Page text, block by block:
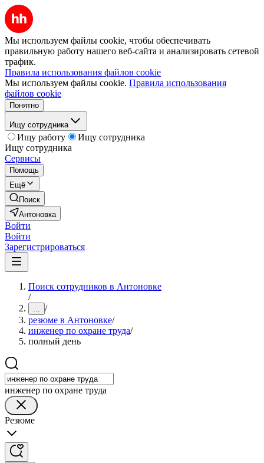
Мы используем файлы cookie, чтобы обеспечивать
правильную работу нашего веб-сайта и анализировать сетевой
трафик.
Правила использования файлов cookie
Мы используем файлы cookie. Правила использования
файлов cookie
Понятно
Ищу сотрудника
Ищу работу
Ищу сотрудника
Ищу сотрудника
Сервисы
Помощь
Ещё
Поиск
Антоновка
Войти
Войти
Зарегистрироваться
Поиск сотрудников в Антоновке
/
... /
резюме в Антоновке/
инженер по охране труда/
полный день
инженер по охране труда
Резюме